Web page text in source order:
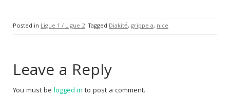
Posted in Ligue 1 / Ligue 2 Tagged Diakité, grippe a, nice
Leave a Reply
You must be logged in to post a comment.